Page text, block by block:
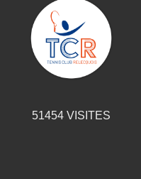
51454VISITES